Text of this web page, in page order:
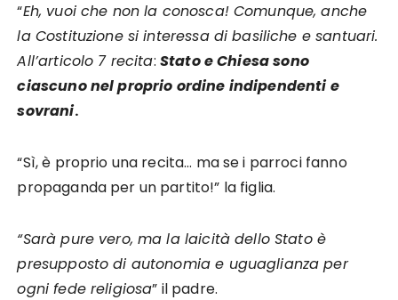
“Eh, vuoi che non la conosca! Comunque, anche
la Costituzione si interessa di basiliche e santuari.
All’articolo 7 recita: Stato e Chiesa sono
ciascuno nel proprio ordine indipendenti e
sovrani.
“Sì, è proprio una recita… ma se i parroci fanno
propaganda per un partito!” la figlia.
“Sarà pure vero, ma la laicità dello Stato è
presupposto di autonomia e uguaglianza per
ogni fede religiosa” il padre.